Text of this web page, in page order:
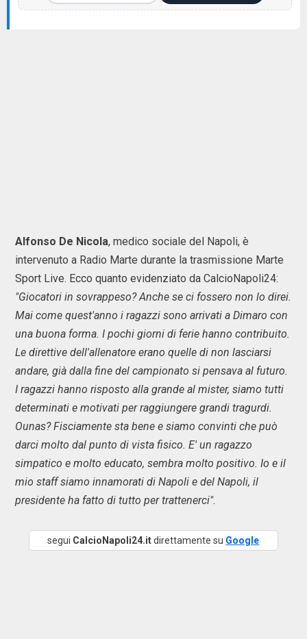
Alfonso De Nicola, medico sociale del Napoli, è
intervenuto a Radio Marte durante la trasmissione Marte
Sport Live. Ecco quanto evidenziato da CalcioNapoli24:
"Giocatori in sovrappeso? Anche se ci fossero non lo direi.
Mai come quest'anno i ragazzi sono arrivati a Dimaro con
una buona forma. I pochi giorni di ferie hanno contribuito.
Le direttive dell'allenatore erano quelle di non lasciarsi
andare, già dalla fine del campionato si pensava al futuro.
I ragazzi hanno risposto alla grande al mister, siamo tutti
determinati e motivati per raggiungere grandi tragurdi.
Ounas? Fisciamente sta bene e siamo convinti che può
darci molto dal punto di vista fisico. E' un ragazzo
simpatico e molto educato, sembra molto positivo. Io e il
mio staff siamo innamorati di Napoli e del Napoli, il
presidente ha fatto di tutto per trattenerci".
segui CalcioNapoli24.itdirettamente su Google